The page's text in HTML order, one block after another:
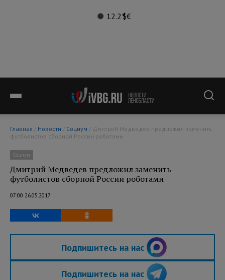
12.2°$€
Главная / Новости / Социум
футболистов сборной России роботами
Социум
Дмитрий Медведев предложил заменить
футболистов сборной России роботами
07:00 26.05.2017
Подпишитесь на нас
Подпишитесь на нас